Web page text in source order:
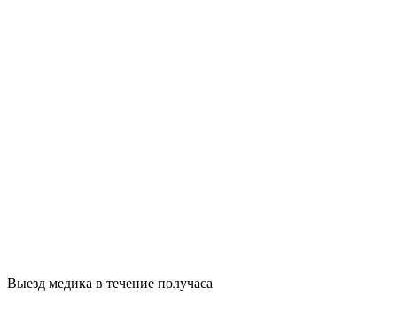
Выезд медика в течение получаса